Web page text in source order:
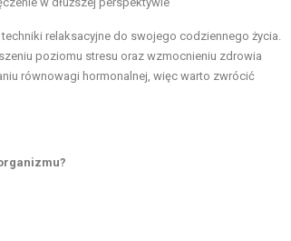
relaksacyjne do swojego codziennego życia.
poziomu stresu oraz wzmocnieniu zdrowia
równowagi hormonalnej, więc warto zwrócić